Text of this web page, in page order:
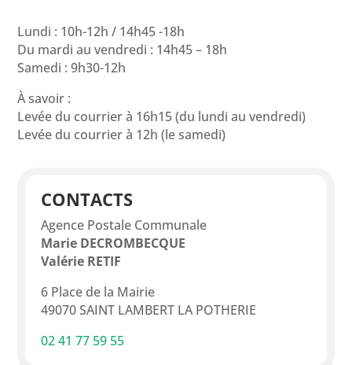
Lundi : 10h-12h / 14h45 -18h
Du mardi au vendredi : 14h45 – 18h
Samedi : 9h30-12h
À savoir :
Levée du courrier à 16h15 (du lundi au vendredi)
Levée du courrier à 12h (le samedi)
CONTACTS
Agence Postale Communale
Marie DECROMBECQUE
Valérie RETIF
6 Place de la Mairie
49070 SAINT LAMBERT LA POTHERIE
02 41 77 59 55